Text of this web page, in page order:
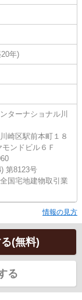
年)
ターナショナル川
崎区駅前本町１８
ンドビル６Ｆ
第8123号
国宅地建物取引業
情報の見方
(無料)
る